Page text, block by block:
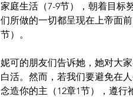
家庭生活（7-9节），朝着目标
们所做的一切都呈现在上帝面
节）。
妮可的朋友们告诉她，她对大
白活。然而，若我们要避免在
念造你的主（12章1节），遵